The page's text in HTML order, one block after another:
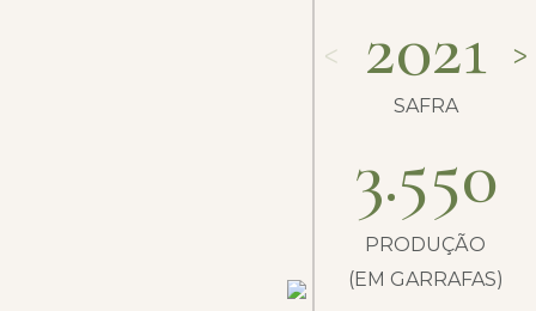
ᐸ ᐳ
2021
SAFRA
3.550
PRODUÇÃO
(EM GARRAFAS)